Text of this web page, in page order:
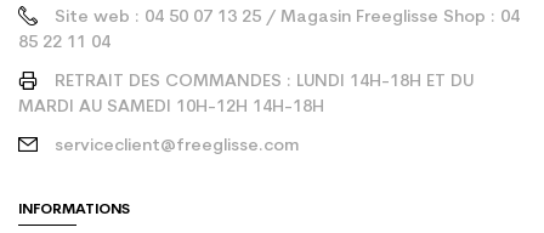
Site web : 04 50 07 13 25 / Magasin Freeglisse Shop : 04
85 22 11 04
RETRAIT DES COMMANDES : LUNDI 14H-18H ET DU
MARDI AU SAMEDI 10H-12H 14H-18H
serviceclient@freeglisse.com
INFORMATIONS